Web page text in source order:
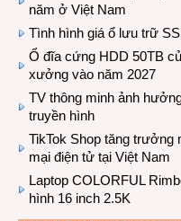
năm ở Việt Nam
Tình hình giá ổ lưu trữ
Ổ đĩa cứng HDD 50TB
xưởng vào năm 2027
TV thông minh ảnh
truyền hình
TikTok Shop tăng
mại điện tử tại Việt Nam
Laptop COLORFUL
hình 16 inch 2.5K